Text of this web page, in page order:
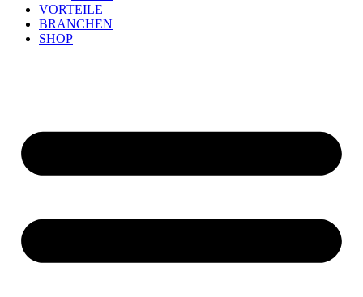
VORTEILE
BRANCHEN
SHOP